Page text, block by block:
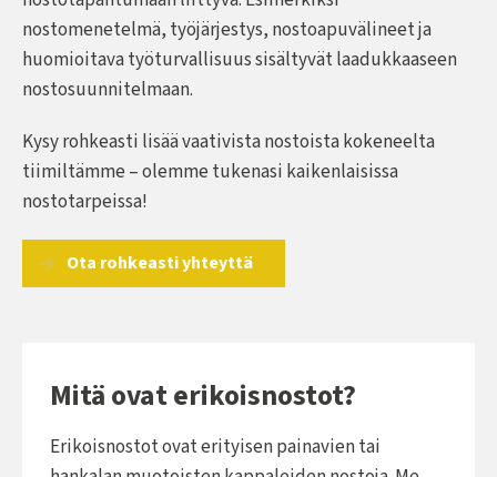
nostomenetelmä, työjärjestys, nostoapuvälineet ja
huomioitava työturvallisuus sisältyvät laadukkaaseen
nostosuunnitelmaan.
Kysy rohkeasti lisää vaativista nostoista kokeneelta
tiimiltämme – olemme tukenasi kaikenlaisissa
nostotarpeissa!
Ota rohkeasti yhteyttä
Mitä ovat erikoisnostot?
Erikoisnostot ovat erityisen painavien tai